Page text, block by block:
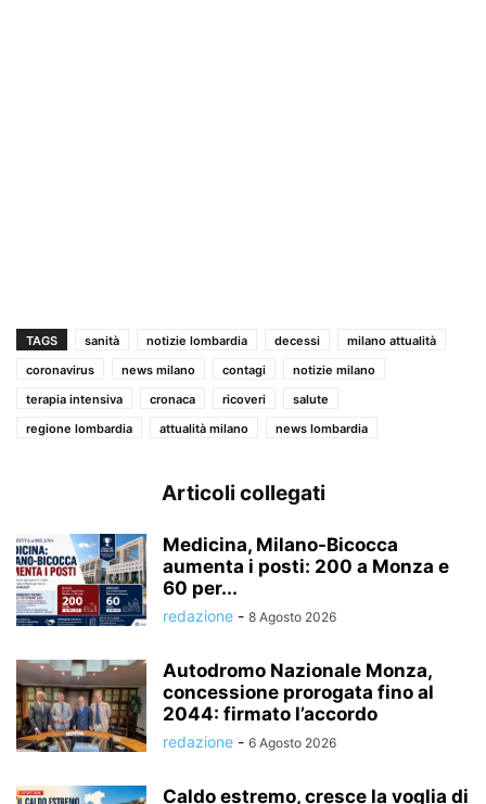
TAGS sanità notizie lombardia decessi
milano attualità
coronavirus
news milano contagi
notizie milano
terapia intensiva
cronaca ricoveri
salute
regione lombardia
attualità milano news lombardia
Articoli collegati
Medicina, Milano-Bicocca
aumenta i posti: 200 a Monza e
60 per...
redazione - 8 Agosto 2026
Autodromo Nazionale Monza,
concessione prorogata fino al
2044: firmato l’accordo
redazione - 6 Agosto 2026
Caldo estremo, cresce la voglia di